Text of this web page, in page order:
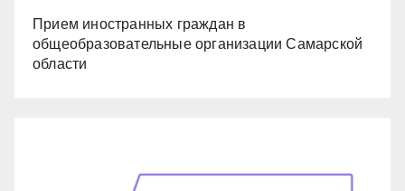
Прием иностранных граждан в
общеобразовательные организации Самарской
области